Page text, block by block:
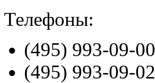
Телефоны:
(495) 993-09-00
(495) 993-09-02